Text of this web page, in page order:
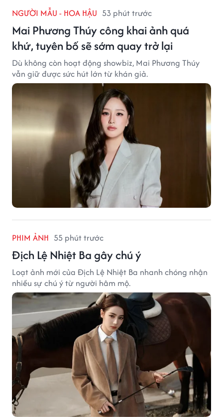
NGƯỜI MẪU - HOA HẬU 53 phút trước
Mai Phương Thúy công khai ảnh quá
khứ, tuyên bố sẽ sớm quay trở lại
Dù không còn hoạt động showbiz, Mai Phương Thúy
vẫn giữ được sức hút lớn từ khán giả.
PHIM ẢNH 55 phút trước
Địch Lệ Nhiệt Ba gây chú ý
Loạt ảnh mới của Địch Lệ Nhiệt Ba nhanh chóng nhận
nhiều sự chú ý từ người hâm mộ.